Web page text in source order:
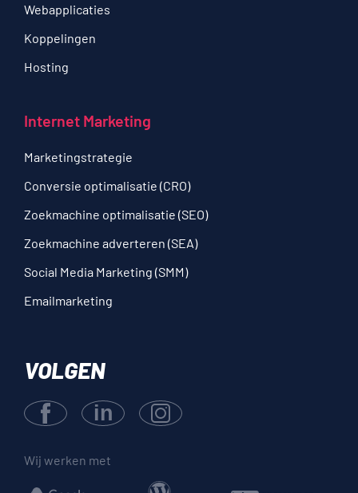
Webapplicaties
Koppelingen
Hosting
Internet Marketing
Marketing­strategie
Conversie optimalisatie (CRO)
Zoekmachine optimalisatie (SEO)
Zoekmachine adverteren (SEA)
Social Media Marketing (SMM)
Emailmarketing
VOLGEN
Wij werken met